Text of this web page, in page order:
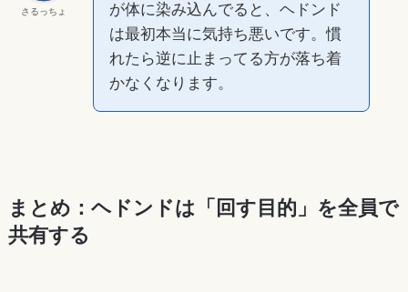
さるっちょ
が体に染み込んでると、ヘドンド
は最初本当に気持ち悪いです。慣
れたら逆に止まってる方が落ち着
かなくなります。
まとめ：ヘドンドは「回す目的」を全員で
共有する